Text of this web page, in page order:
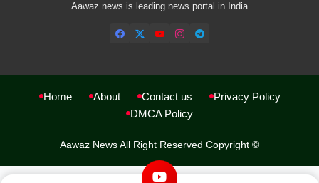
Aawaz news is leading news portal in India
Aawaz News All Right Reserved Copyright ©
Home About Contact us
Privacy Policy
DMCA Policy